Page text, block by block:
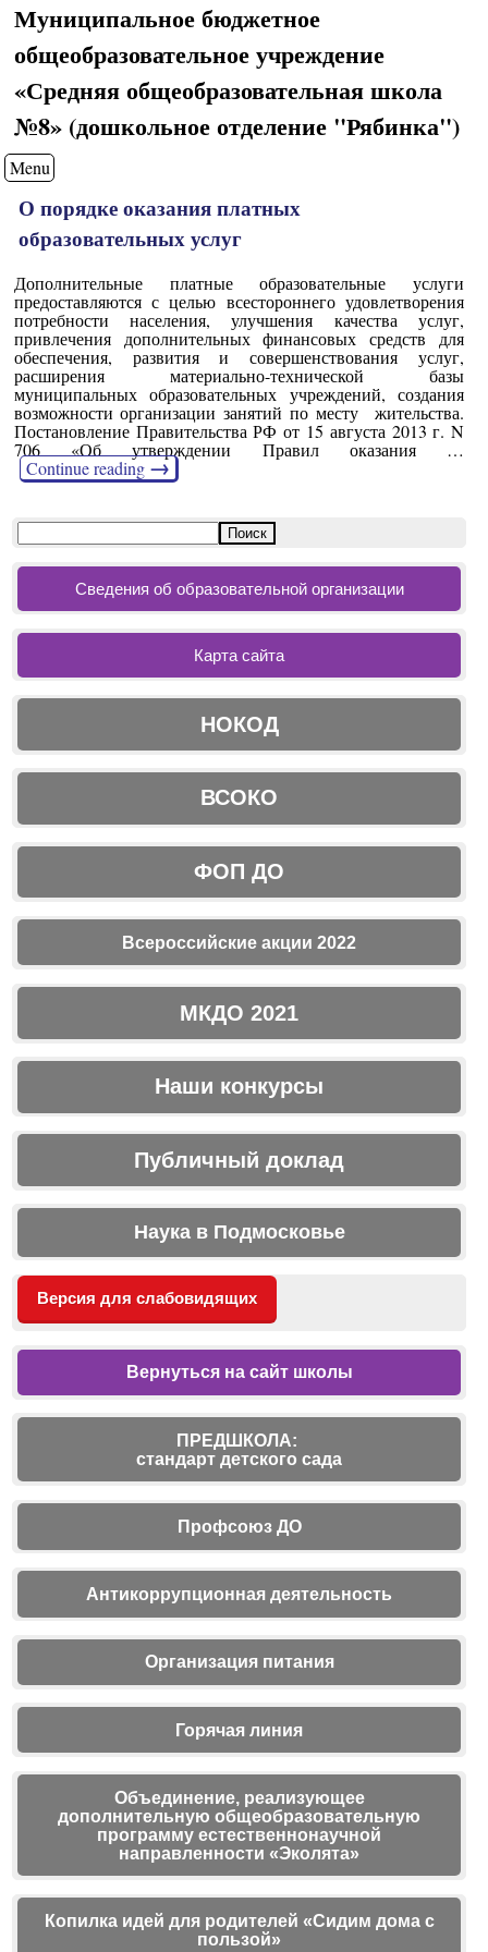
Муниципальное бюджетное
общеобразовательное учреждение
«Средняя общеобразовательная школа
№8» (дошкольное отделение "Рябинка")
Menu
О порядке оказания платных
образовательных услуг
Дополнительные платные образовательные услуги
предоставляются с целью всестороннего удовлетворения
потребности населения, улучшения качества услуг,
привлечения дополнительных финансовых средств для
обеспечения, развития и совершенствования услуг,
расширения материально-технической базы
муниципальных образовательных учреждений, создания
возможности организации занятий по месту жительства.
Постановление Правительства РФ от 15 августа 2013 г. N
706 «Об утверждении Правил оказания …
Continue reading→
Сведения об образовательной организации
Карта сайта
НОКОД
ВСОКО
ФОП ДО
Всероссийские акции 2022
МКДО 2021
Наши конкурсы
Публичный доклад
Наука в Подмосковье
Версия для слабовидящих
Вернуться на сайт школы
ПРЕДШКОЛА:
стандарт детского сада
Профсоюз ДО
Антикоррупционная деятельность
Организация питания
Горячая линия
Объединение, реализующее
дополнительную общеобразовательную
программу естественнонаучной
направленности «Эколята»
Копилка идей для родителей «Сидим дома с
пользой»